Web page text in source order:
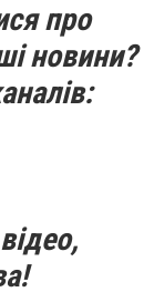
про
новини?